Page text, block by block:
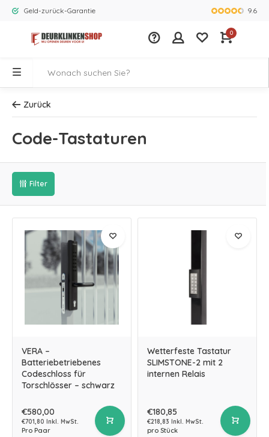
Geld-zurück-Garantie Größtes9.6
0
Zurück
Code-Tastaturen
Filter
VERA –
Batteriebetriebenes
Codeschloss für
Torschlösser – schwarz
€580,00
€701,80 Inkl. MwSt.
Pro Paar
Wetterfeste Tastatur
SLIMSTONE-2 mit 2
internen Relais
€180,85
€218,83 Inkl. MwSt.
pro Stück